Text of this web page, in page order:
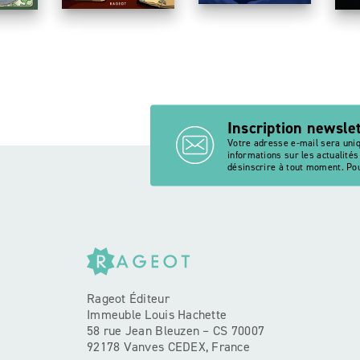
Inscription
Votre adresse e-mail sera
informations sur les actualités
désinscrire à tout moment.
Rageot Éditeur
Immeuble Louis Hachette
58 rue Jean Bleuzen – CS 70007
92178 Vanves CEDEX, France